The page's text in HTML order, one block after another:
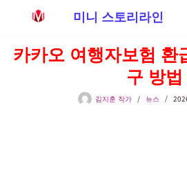
텐
미니 스토리라인
카카오 여행자보험 환
구 방법
김지훈 작가 뉴스